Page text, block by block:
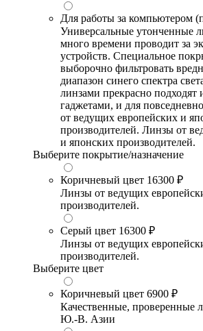
Для работы за компьютером
Универсальные утонченные
много времени проводит за
устройств. Специальное
выборочно фильтровать
диапазон синего спектра
линзами прекрасно подходят
гаджетами, и для
от ведущих европейских и
производителей. Линзы от
и японских производителей.
Выберите покрытие/назначение
Коричневый цвет 16300 ₽
Линзы от ведущих
производителей.
Серый цвет 16300 ₽
Линзы от ведущих
производителей.
Выберите цвет
Коричневый цвет 6900 ₽
Качественные, проверенные
Ю.-В. Азии